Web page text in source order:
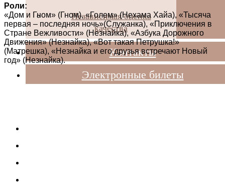
Независимая оценка
качества
Контакты
Электронные билеты
Роли:
«Дом и Гном» (Гном), «Голем» (Нехама Хайа), «Тысяча
первая – последняя ночь»(Служанка), «Приключения в
Стране Вежливости» (Незнайка), «Азбука Дорожного
Движения» (Незнайка), «Вот такая Петрушка!»
(Матрешка), «Незнайка и его друзья встречают Новый
год» (Незнайка).